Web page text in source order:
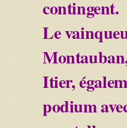
contingent.
Le
Itier,
podium